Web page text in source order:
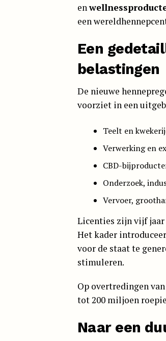
en
een
Een
belastingen
De nieuwe
voorziet in een
Teelt en
Verwerking en
CBD-
Onderzoek,
Vervoer,
Licenties zijn vijf jaar
Het kader
voor de staat te
stimuleren.
Op overtredingen
tot 200 miljoen
Naar een